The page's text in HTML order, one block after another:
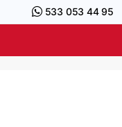
533 053 44 95